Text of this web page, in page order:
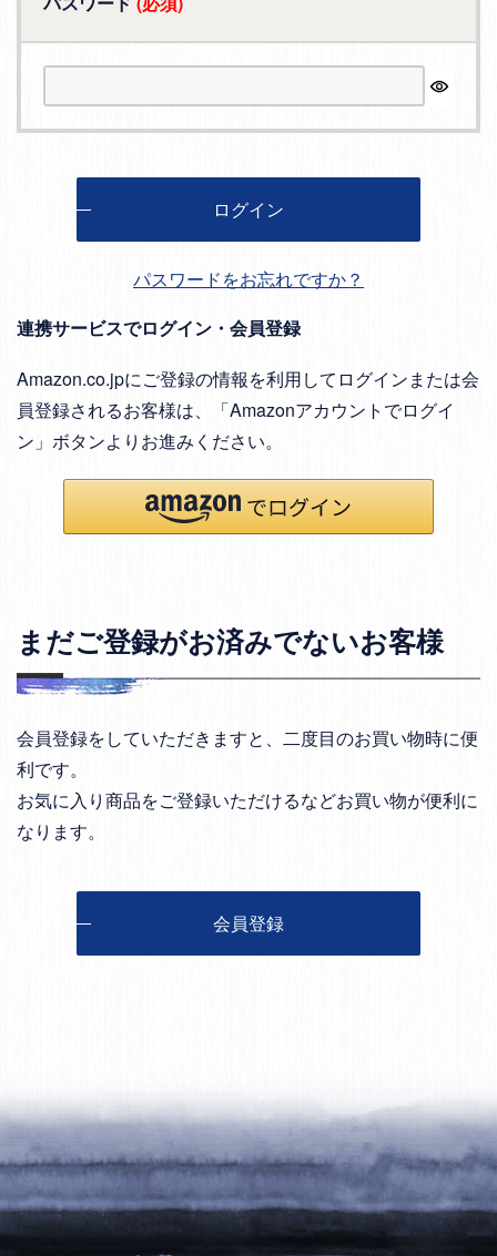
ログイン
パスワードをお忘れですか？
連携サービスでログイン・会員登録
Amazon.co.jpにご登録の情報を利用してログインまたは会
員登録されるお客様は、「Amazonアカウントでログイ
ン」ボタンよりお進みください。
まだご登録がお済みでないお客様
会員登録をしていただきますと、二度目のお買い物時に便
利です。
お気に入り商品をご登録いただけるなどお買い物が便利に
なります。
会員登録